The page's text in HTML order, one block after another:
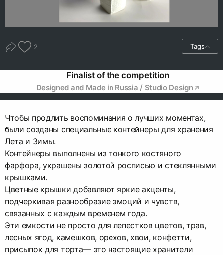
2 Tags
Finalist of the competition
Designed and Made in Russia / Studio Design
Чтобы продлить воспоминания о лучших моментах,
были созданы специальные контейнеры для хранения
Лета и Зимы.
Контейнеры выполнены из тонкого костяного
фарфора, украшены золотой росписью и стеклянными
крышками.
Цветные крышки добавляют яркие акценты,
подчеркивая разнообразие эмоций и чувств,
связанных с каждым временем года.
Эти емкости не просто для лепестков цветов, трав,
лесных ягод, камешков, орехов, хвои, конфетти,
присыпок для торта— это настоящие хранители